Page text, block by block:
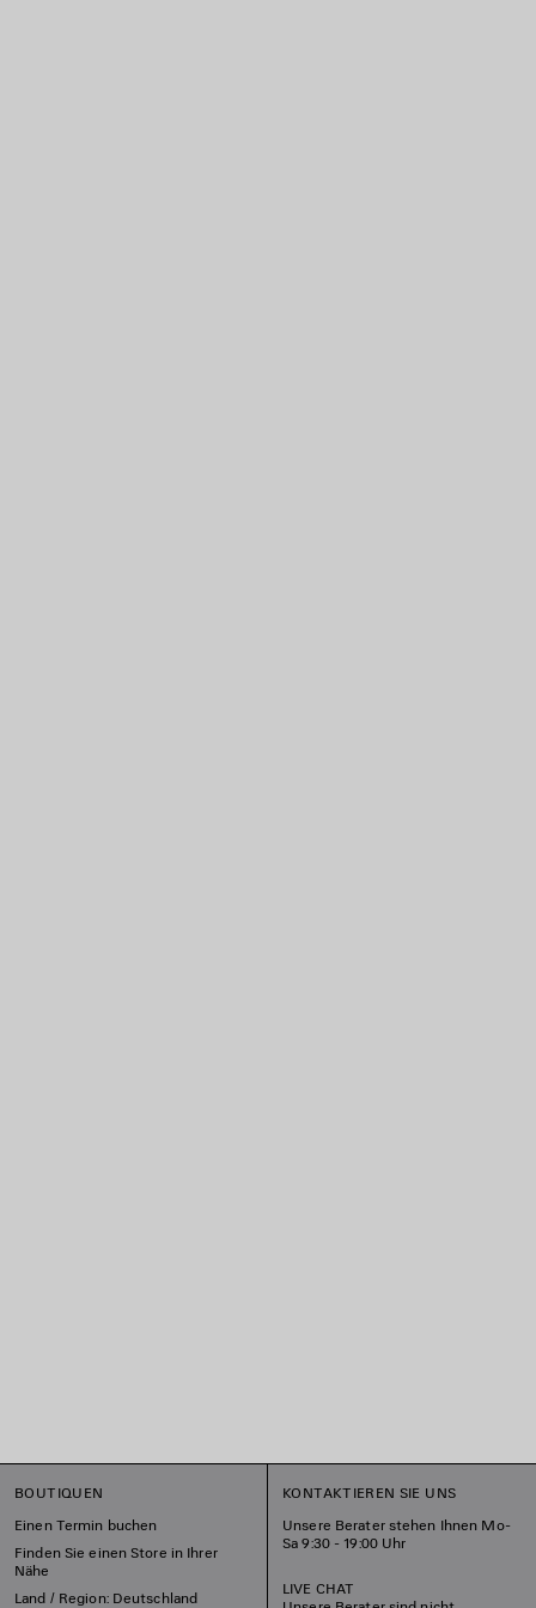
BOUTIQUEN
Einen Termin buchen
Finden Sie einen Store in Ihrer
Nähe
Land / Region: Deutschland
KONTAKTIEREN SIE UNS
Unsere Berater stehen Ihnen Mo-
Sa 9:30 - 19:00 Uhr
LIVE CHAT